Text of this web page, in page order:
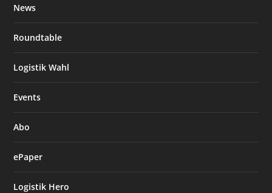
News
Roundtable
Logistik Wahl
Events
Abo
ePaper
Logistik Hero